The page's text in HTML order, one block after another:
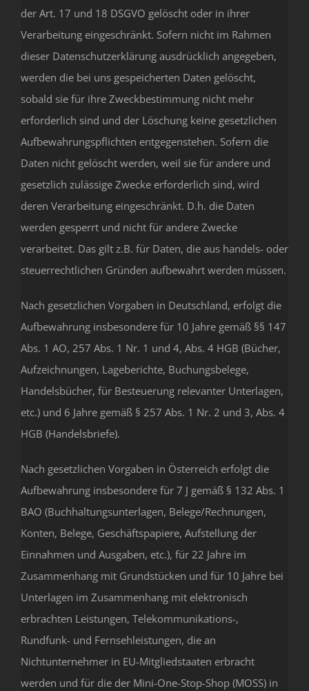
der Art. 17 und 18 DSGVO gelöscht oder in ihrer
Verarbeitung eingeschränkt. Sofern nicht im Rahmen
dieser Datenschutzerklärung ausdrücklich angegeben,
werden die bei uns gespeicherten Daten gelöscht,
sobald sie für ihre Zweckbestimmung nicht mehr
erforderlich sind und der Löschung keine gesetzlichen
Aufbewahrungspflichten entgegenstehen. Sofern die
Daten nicht gelöscht werden, weil sie für andere und
gesetzlich zulässige Zwecke erforderlich sind, wird
deren Verarbeitung eingeschränkt. D.h. die Daten
werden gesperrt und nicht für andere Zwecke
verarbeitet. Das gilt z.B. für Daten, die aus handels- oder
steuerrechtlichen Gründen aufbewahrt werden müssen.
Nach gesetzlichen Vorgaben in Deutschland, erfolgt die
Aufbewahrung insbesondere für 10 Jahre gemäß §§ 147
Abs. 1 AO, 257 Abs. 1 Nr. 1 und 4, Abs. 4 HGB (Bücher,
Aufzeichnungen, Lageberichte, Buchungsbelege,
Handelsbücher, für Besteuerung relevanter Unterlagen,
etc.) und 6 Jahre gemäß § 257 Abs. 1 Nr. 2 und 3, Abs. 4
HGB (Handelsbriefe).
Nach gesetzlichen Vorgaben in Österreich erfolgt die
Aufbewahrung insbesondere für 7 J gemäß § 132 Abs. 1
BAO (Buchhaltungsunterlagen, Belege/Rechnungen,
Konten, Belege, Geschäftspapiere, Aufstellung der
Einnahmen und Ausgaben, etc.), für 22 Jahre im
Zusammenhang mit Grundstücken und für 10 Jahre bei
Unterlagen im Zusammenhang mit elektronisch
erbrachten Leistungen, Telekommunikations-,
Rundfunk- und Fernsehleistungen, die an
Nichtunternehmer in EU-Mitgliedstaaten erbracht
werden und für die der Mini-One-Stop-Shop (MOSS) in